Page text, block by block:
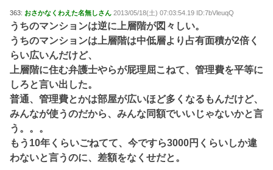
363: おさかなくわえた名無しさん 2013/05/18(土) 07:03:54.19 ID:7bVleuqQ
うちのマンションは逆に上層階が図々しい。
うちのマンションは上層階は中低層より占有面積が2倍く
らい広いんだけど、
上層階に住む弁護士やらが屁理屈こねて、管理費を平等に
しろと言い出した。
普通、管理費とかは部屋が広いほど多くなるもんだけど、
みんなが使うのだから、みんな同額でいいじゃないかと言
う。。。
もう10年くらいごねてて、今ですら3000円くらいしか違
わないと言うのに、差額をなくせだと。